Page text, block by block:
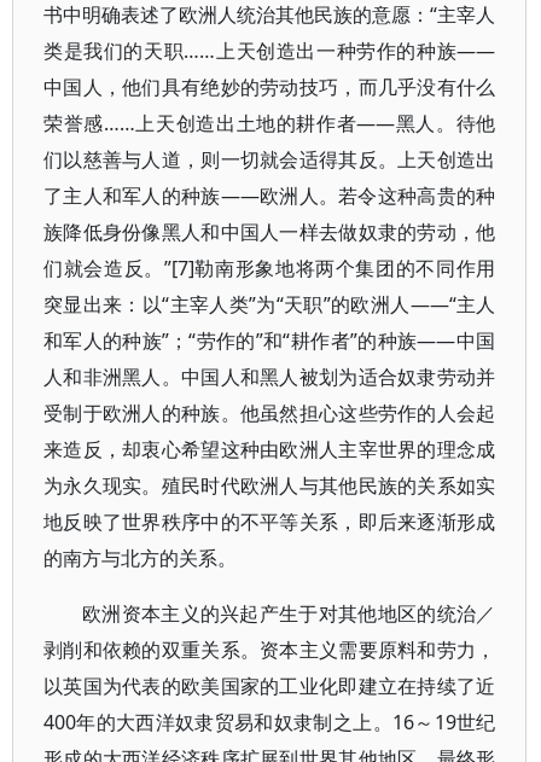
书中明确表述了欧洲人统治其他民族的意愿：“主宰人
类是我们的天职……上天创造出一种劳作的种族——
中国人，他们具有绝妙的劳动技巧，而几乎没有什么
荣誉感……上天创造出土地的耕作者——黑人。待他
们以慈善与人道，则一切就会适得其反。上天创造出
了主人和军人的种族——欧洲人。若令这种高贵的种
族降低身份像黑人和中国人一样去做奴隶的劳动，他
们就会造反。”[7]勒南形象地将两个集团的不同作用
突显出来：以“主宰人类”为“天职”的欧洲人——“主人
和军人的种族”；“劳作的”和“耕作者”的种族——中国
人和非洲黑人。中国人和黑人被划为适合奴隶劳动并
受制于欧洲人的种族。他虽然担心这些劳作的人会起
来造反，却衷心希望这种由欧洲人主宰世界的理念成
为永久现实。殖民时代欧洲人与其他民族的关系如实
地反映了世界秩序中的不平等关系，即后来逐渐形成
的南方与北方的关系。
欧洲资本主义的兴起产生于对其他地区的统治／
剥削和依赖的双重关系。资本主义需要原料和劳力，
以英国为代表的欧美国家的工业化即建立在持续了近
400年的大西洋奴隶贸易和奴隶制之上。16～19世纪